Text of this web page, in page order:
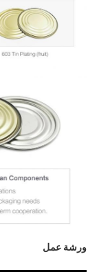
ورشة عمل